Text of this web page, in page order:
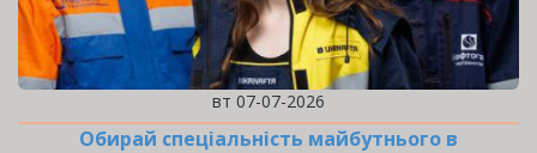
вт 07-07-2026
Обирай спеціальність майбутнього в